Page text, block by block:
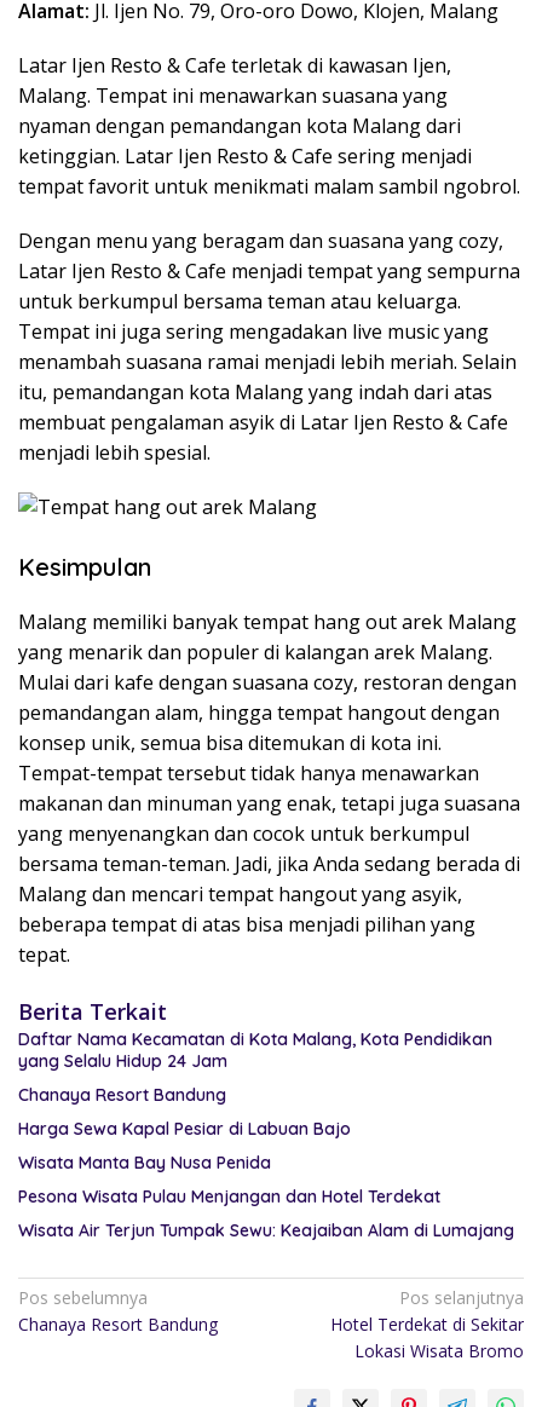
Alamat: Jl. Ijen No. 79, Oro-oro Dowo, Klojen, Malang
Latar Ijen Resto & Cafe terletak di kawasan Ijen,
Malang. Tempat ini menawarkan suasana yang
nyaman dengan pemandangan kota Malang dari
ketinggian. Latar Ijen Resto & Cafe sering menjadi
tempat favorit untuk menikmati malam sambil ngobrol.
Dengan menu yang beragam dan suasana yang cozy,
Latar Ijen Resto & Cafe menjadi tempat yang sempurna
untuk berkumpul bersama teman atau keluarga.
Tempat ini juga sering mengadakan live music yang
menambah suasana ramai menjadi lebih meriah. Selain
itu, pemandangan kota Malang yang indah dari atas
membuat pengalaman asyik di Latar Ijen Resto & Cafe
menjadi lebih spesial.
Kesimpulan
Malang memiliki banyak tempat hang out arek Malang
yang menarik dan populer di kalangan arek Malang.
Mulai dari kafe dengan suasana cozy, restoran dengan
pemandangan alam, hingga tempat hangout dengan
konsep unik, semua bisa ditemukan di kota ini.
Tempat-tempat tersebut tidak hanya menawarkan
makanan dan minuman yang enak, tetapi juga suasana
yang menyenangkan dan cocok untuk berkumpul
bersama teman-teman. Jadi, jika Anda sedang berada di
Malang dan mencari tempat hangout yang asyik,
beberapa tempat di atas bisa menjadi pilihan yang
tepat.
Berita Terkait
Daftar Nama Kecamatan di Kota Malang, Kota Pendidikan
yang Selalu Hidup 24 Jam
Chanaya Resort Bandung
Harga Sewa Kapal Pesiar di Labuan Bajo
Wisata Manta Bay Nusa Penida
Pesona Wisata Pulau Menjangan dan Hotel Terdekat
Wisata Air Terjun Tumpak Sewu: Keajaiban Alam di Lumajang
Pos sebelumnya
Chanaya Resort Bandung
Pos selanjutnya
Hotel Terdekat di Sekitar
Lokasi Wisata Bromo